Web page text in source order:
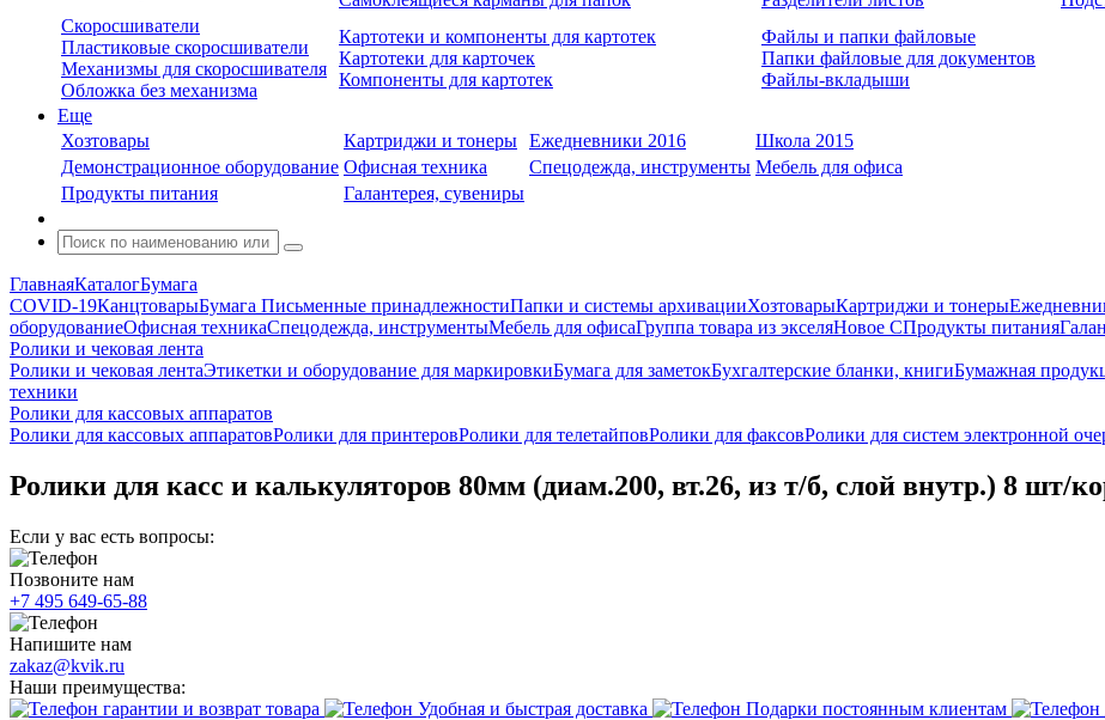
Скоросшиватели
Пластиковые скоросшиватели
Механизмы для скоросшивателя
Обложка без механизма
Картотеки и компоненты для картотек
Картотеки для карточек
Компоненты для картотек
Файлы и папки файловые
Папки файловые для документов
Файлы-вкладыши
Еще
Хозтовары
Картриджи и тонеры Ежедневники 2016
Школа 2015
Демонстрационное оборудование Офисная техника Спецодежда, инструменты Мебель для офиса
Продукты питания
Галантерея, сувениры
ГлавнаяКаталогБумага
COVID-19КанцтоварыБумага Письменные принадлежностиПапки и системы архивацииХозтоварыКартриджи и тонеры
оборудованиеОфисная техникаСпецодежда, инструментыМебель для офисаГруппа товара из экселяНовое СПродукты питания
Ролики и чековая лента
Ролики и чековая лентаЭтикетки и оборудование для маркировкиБумага для заметокБухгалтерские бланки, книгиБумажная
техники
Ролики для кассовых аппаратов
Ролики для кассовых аппаратовРолики для принтеровРолики для телетайповРолики для факсовРолики для систем электронной
Ролики для касс и калькуляторов 80мм (диам.200, вт.26, из т/б, слой внутр.) 8 шт/
Если у вас есть вопросы:
Позвоните нам
+7 495 649-65-88
Напишите нам
zakaz@kvik.ru
Наши преимущества:
гарантии и возврат товара
Удобная и быстрая доставка Подарки постоянным клиентам